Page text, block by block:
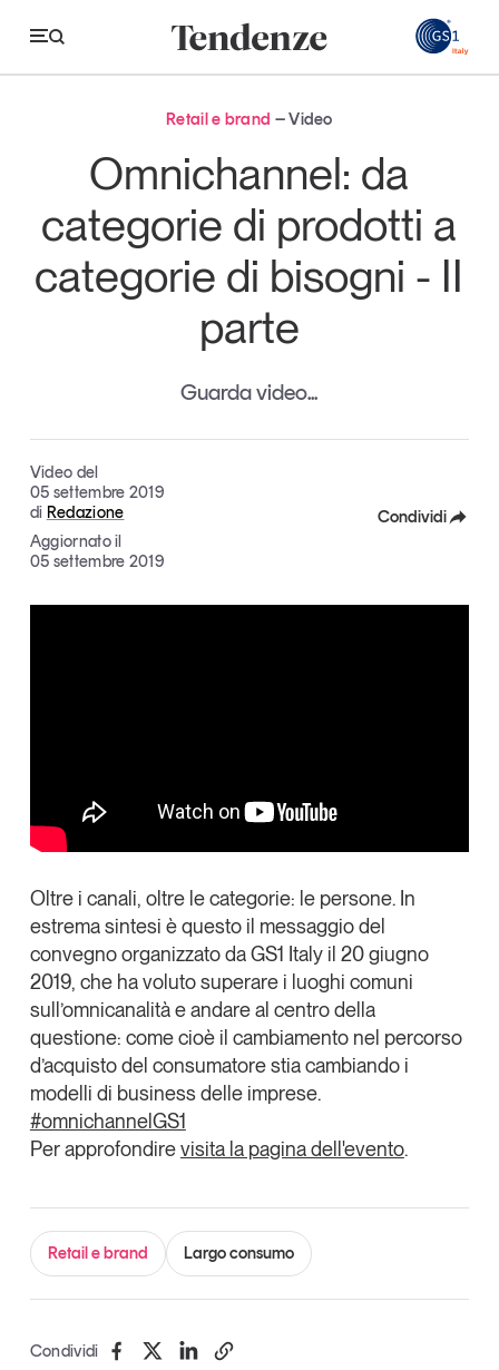
Tendenze
Economia e consumi
Innovazione
Logistica
Sostenibilità
Magazine
Articoli
Opinioni
Tutti gli studi e le ricerche
Eventi e formazione
Tutti gli appuntamenti
Chi siamo
Newsletter
Contatti
Tendenze Journal
La nostra newsletter nella tua email
Iscriviti
Retail e brand Video
Omnichannel: da
categorie di prodotti a
categorie di bisogni - II
parte
Guarda video...
Video del
05 settembre 2019
di Redazione
Aggiornato il
05 settembre 2019
Condividi
X
Oltre i canali, oltre le categorie: le persone. In
estrema sintesi è questo il messaggio del
convegno organizzato da GS1 Italy il 20 giugno
2019, che ha voluto superare i luoghi comuni
sull’omnicanalità e andare al centro della
questione: come cioè il cambiamento nel percorso
d’acquisto del consumatore stia cambiando i
modelli di business delle imprese.
#omnichannelGS1
Per approfondirevisita la pagina dell'evento.
Retail e brand Largo consumo
Condividi